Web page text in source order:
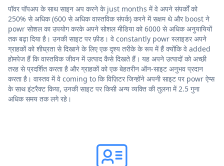
पॉवर पॉपअप के साथ साइन अप करने के just months में वे अपने संपर्कों को
250% से अधिक (600 से अधिक वास्तविक संपर्क) करने में सक्षम थे और boost ने
powr सोशल का उपयोग करके अपने सोशल मीडिया को 6000 से अधिक अनुयायियों
तक बढ़ा दिया है। उनकी साइट पर फ़ीड। वे constantly powr स्लाइडर अपने
ग्राहकों को शीघ्रता से दिखाने के लिए एक दृश्य तरीके के रूप में हैं क्योंकि वे added
होमपेज हैं कि वास्तविक जीवन में उत्पाद कैसे दिखते हैं। यह अपने उत्पादों को अच्छी
तरह से प्रदर्शित करता है और ग्राहकों को एक बेहतरीन ऑन-साइट अनुभव प्रदान
करता है। वास्तव में वे coming to कि विज़िटर जिन्होंने अपनी साइट पर powr ऐप्स
के साथ इंटरैक्ट किया, उनकी साइट पर किसी अन्य व्यक्ति की तुलना में 2.5 गुना
अधिक समय तक लगे रहे।